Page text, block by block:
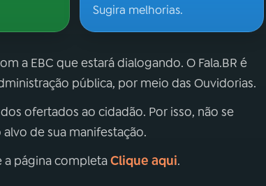
Sugira melhorias.
a EBC que estará dialogando. O Fala.BR é
pública, por meio das Ouvidorias.
ofertados ao cidadão. Por isso, não se
de sua manifestação.
a página completaClique aqui.